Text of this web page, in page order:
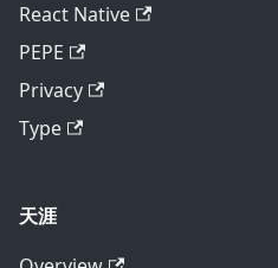
React Native
PEPE
Privacy
Type
天涯